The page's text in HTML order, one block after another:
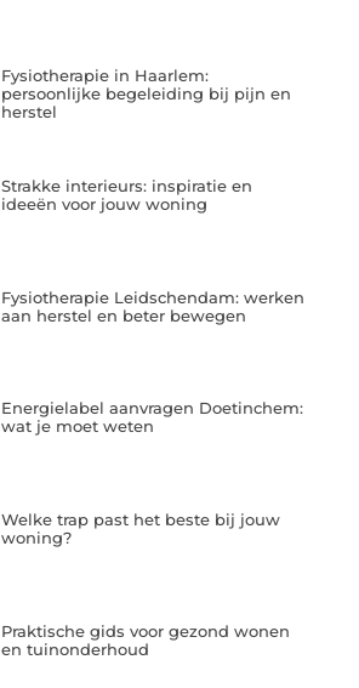
Fysiotherapie in Haarlem:
persoonlijke begeleiding bij pijn en
herstel
Strakke interieurs: inspiratie en
ideeën voor jouw woning
Fysiotherapie Leidschendam: werken
aan herstel en beter bewegen
Energielabel aanvragen Doetinchem:
wat je moet weten
Welke trap past het beste bij jouw
woning?
Praktische gids voor gezond wonen
en tuinonderhoud